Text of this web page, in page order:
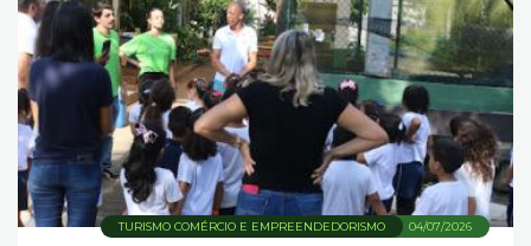
04/07/2026
TURISMO COMÉRCIO E EMPREENDEDORISMO